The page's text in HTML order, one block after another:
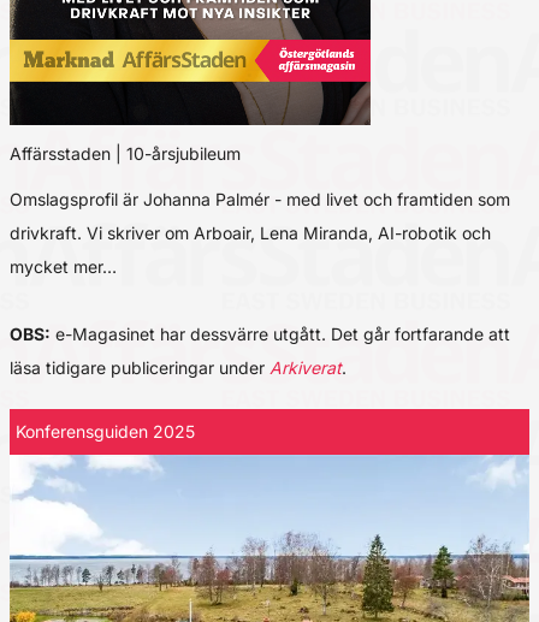
Affärsstaden | 10-årsjubileum
Omslagsprofil är Johanna Palmér - med livet och framtiden som
drivkraft. Vi skriver om Arboair, Lena Miranda, AI-robotik och
mycket mer…
OBS: e-Magasinet har dessvärre utgått. Det går fortfarande att
läsa tidigare publiceringar under Arkiverat.
Konferensguiden 2025